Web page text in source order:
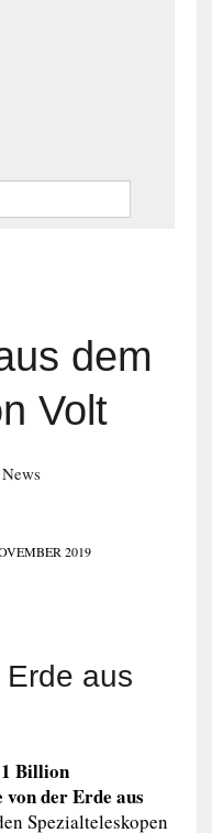
dem
Volt
2019
aus
Billion
der Erde aus
Spezialteleskopen